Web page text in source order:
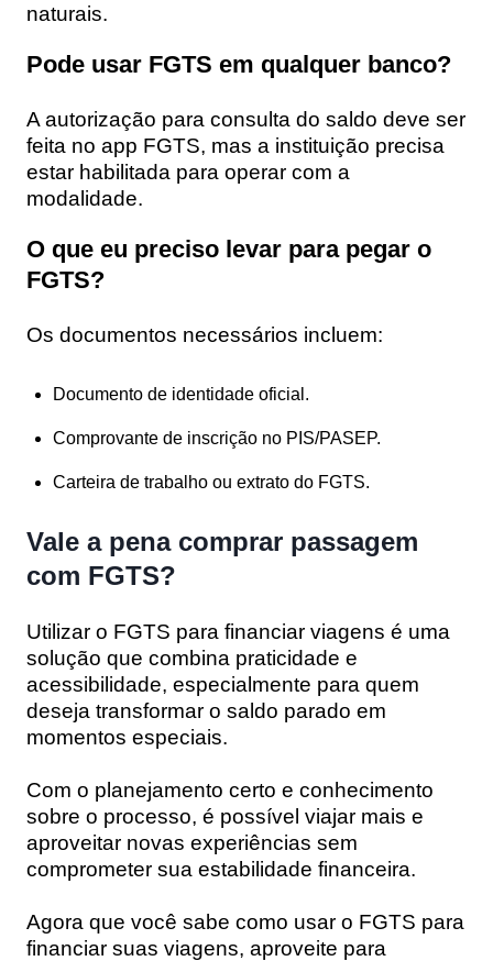
naturais.
Pode usar FGTS em qualquer banco?
A autorização para consulta do saldo deve ser
feita no app FGTS, mas a instituição precisa
estar habilitada para operar com a
modalidade.
O que eu preciso levar para pegar o
FGTS?
Os documentos necessários incluem:
Documento de identidade oficial.
Comprovante de inscrição no PIS/PASEP.
Carteira de trabalho ou extrato do FGTS.
Vale a pena comprar passagem
com FGTS?
Utilizar o FGTS para financiar viagens é uma
solução que combina praticidade e
acessibilidade, especialmente para quem
deseja transformar o saldo parado em
momentos especiais.
Com o planejamento certo e conhecimento
sobre o processo, é possível viajar mais e
aproveitar novas experiências sem
comprometer sua estabilidade financeira.
Agora que você sabe como usar o FGTS para
financiar suas viagens, aproveite para